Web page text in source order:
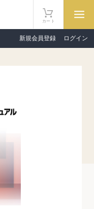
新規会員登録 ログイン
カート